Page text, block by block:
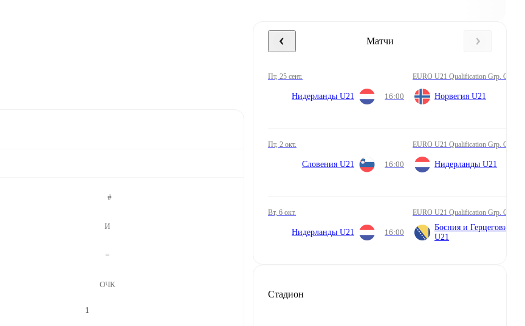
#
И
=
ОЧК
1
Матчи
пт, 25 сент. EURO U21 Qualification Grp. G
Нидерланды U21 16:00 Норвегия U21
пт, 2 окт. EURO U21 Qualification Grp. G
Словения U21 16:00 Нидерланды U21
вт, 6 окт. EURO U21 Qualification Grp. G
Нидерланды U21 16:00
Босния и Герцеговина
U21
Стадион